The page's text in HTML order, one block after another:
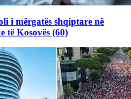
i mërgatës shqiptare në
të Kosovës (60)